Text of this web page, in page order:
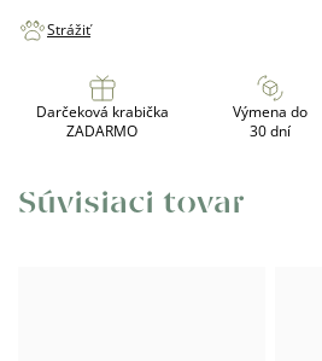
Strážiť
Darčeková krabička
ZADARMO
Výmena do
30 dní
Súvisiaci tovar